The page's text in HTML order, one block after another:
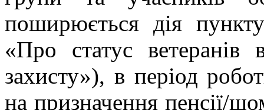
поширюється дія
«Про статус ветеранів
захисту»), в період
на призначення пенсії/